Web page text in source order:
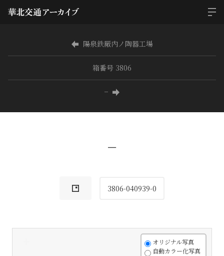
陽泉鉄厰内ノ陶器工場
箱番号 3806
−
−
3806-040939-0
オリジナル写真
自動カラー化写真